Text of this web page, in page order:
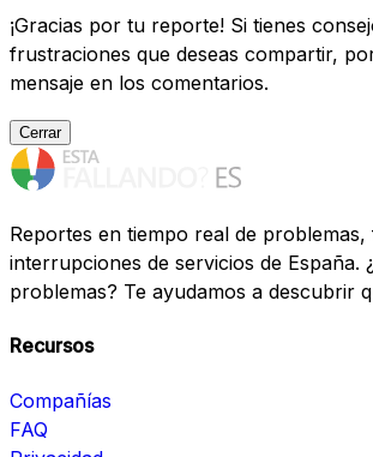
¡Gracias por tu reporte! Si tienes
frustraciones que deseas compartir,
mensaje en los comentarios.
Cerrar
Reportes en tiempo real de problemas,
interrupciones de servicios de España.
problemas? Te ayudamos a descubrir
Recursos
Compañías
FAQ